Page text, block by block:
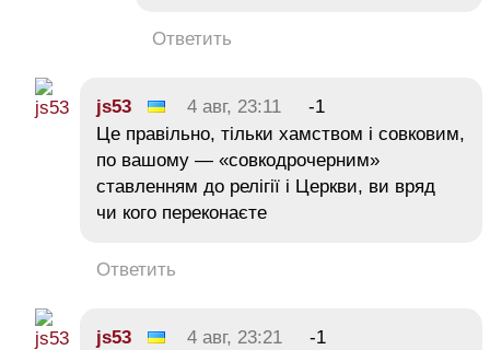
Ответить
js53 4 авг, 23:11
-1
Це правільно, тільки хамством і совковим,
по вашому — «совкодрочерним»
ставленням до релігії і Церкви, ви вряд
чи кого переконаєте
Ответить
js53 4 авг, 23:21
-1